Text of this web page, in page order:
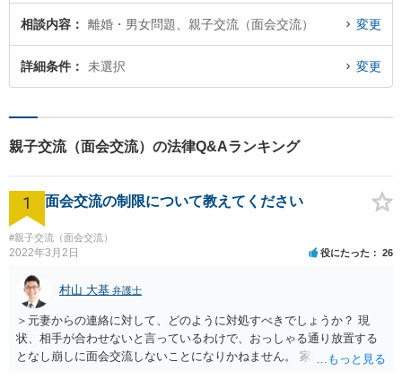
相談内容 離婚・男女問題、親子交流（面会交流） 変更
詳細条件 未選択 変更
親子交流（面会交流）の法律Q&Aランキング
1 面会交流の制限について教えてください
#親子交流（面会交流）
2022年3月2日 役にたった 26
村山 大基 弁護士
＞元妻からの連絡に対して、どのように対処すべきでしょうか？ 現
状、相手が合わせないと言っているわけで、おっしゃる通り放置する
となし崩しに面会交流しないことになりかねません。 家庭裁判所か